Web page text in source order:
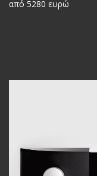
από 5280 ευρώ